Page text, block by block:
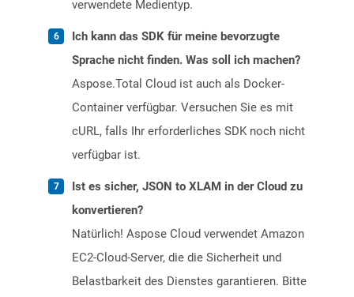
verwendete Medientyp.
Ich kann das SDK für meine bevorzugte
Sprache nicht finden. Was soll ich machen?
Aspose.Total Cloud ist auch als Docker-
Container verfügbar. Versuchen Sie es mit
cURL, falls Ihr erforderliches SDK noch nicht
verfügbar ist.
Ist es sicher, JSON to XLAM in der Cloud zu
konvertieren?
Natürlich! Aspose Cloud verwendet Amazon
EC2-Cloud-Server, die die Sicherheit und
Belastbarkeit des Dienstes garantieren. Bitte